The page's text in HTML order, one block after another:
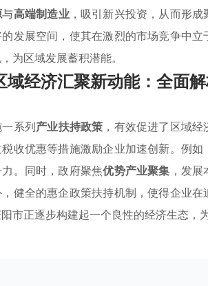
与高端制造业，吸引新兴投资，从而形
发展空间，使其在激烈的市场竞争中
为区域发展蓄积潜能。
域经济汇聚新动能：全面
系列产业扶持政策 ，有效促进了区域
收优惠等措施激励企业加速创新。例
。同时，政府聚焦优势产业聚集 ，发
健全的惠企政策扶持机制，使得企业
市正逐步构建起一个良性的经济生态，